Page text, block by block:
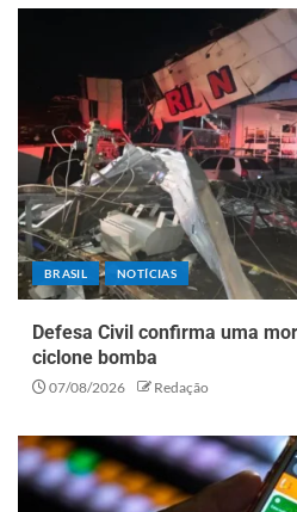
BRASIL NOTÍCIAS
Defesa Civil confirma uma
ciclone bomba
07/08/2026 Redação